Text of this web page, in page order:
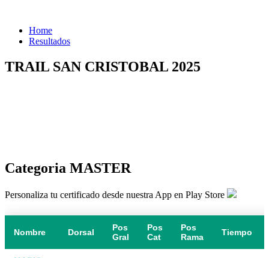
Home
Resultados
TRAIL SAN CRISTOBAL 2025
Categoria MASTER
Personaliza tu certificado desde nuestra App en Play Store
Nombre Dorsal
Pos
Gral
Pos
Cat
Pos
Rama
Tiempo